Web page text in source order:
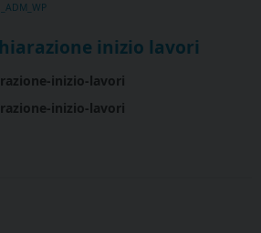
inizio lavori
inizio-lavori
inizio-lavori